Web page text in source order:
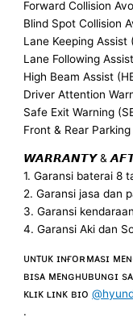
Forward Collision
Blind Spot Collision
Lane Keeping Assist
Lane Following
High Beam Assist
Driver Attention
Safe Exit Warning
Front & Rear
𝙒𝘼𝙍𝙍𝘼𝙉𝙏𝙔 &
1. Garansi baterai 8
2. Garansi jasa dan
3. Garansi
4. Garansi Aki dan
ᴜɴᴛᴜᴋ ɪɴғᴏʀᴍᴀsɪ
ʙɪsᴀ ᴍᴇɴɢʜᴜʙᴜɴɢɪ
ᴋʟɪᴋ ʟɪɴᴋ ʙɪᴏ
.